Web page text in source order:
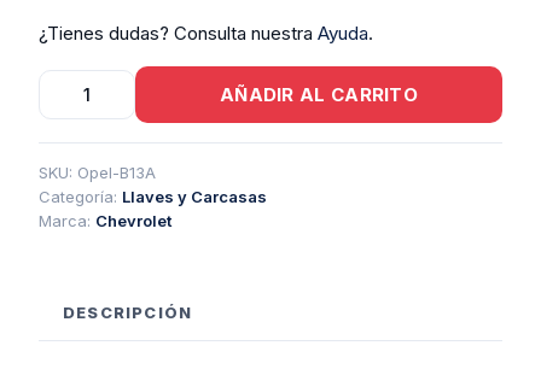
¿Tienes dudas? Consulta nuestra Ayuda.
Cuna
Chevrolet
Astra
Agile
Hu100
Mapa
AÑADIR AL CARRITO
SKU: Opel-B13A
Categoría: Llaves y Carcasas
Marca: Chevrolet
DESCRIPCIÓN